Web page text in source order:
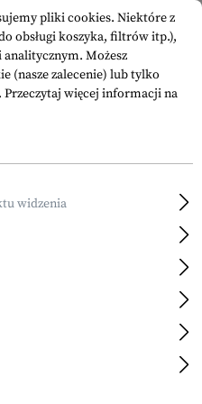
pliki cookies. Niektóre z
obsługi koszyka, filtrów itp.),
Możesz
(nasze zalecenie) lub tylko
Przeczytaj więcej informacji na
widzenia